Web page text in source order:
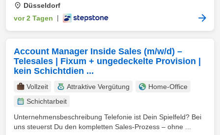
Düsseldorf
vor 2 Tagen
Account Manager Inside Sales (m/w/d) –
Telesales | Fixum + ungedeckelte Provision |
kein Schichtdien ...
Vollzeit Attraktive Vergütung
Home-Office
Schichtarbeit
Unternehmensbeschreibung Telefonie ist Dein Spielfeld? Bei
uns steuerst Du den kompletten Sales‑Prozess – ohne ...